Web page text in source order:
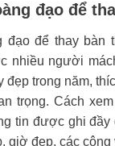
đạo để
đạo để thay bàn
nhiều người
đẹp trong năm,
trọng. Cách
tin được ghi đầy
giờ đẹp, các công